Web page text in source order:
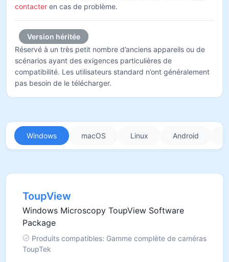
contacter en cas de problème.
Version héritée
Réservé à un très petit nombre d’anciens appareils ou de
scénarios ayant des exigences particulières de
compatibilité. Les utilisateurs standard n’ont généralement
pas besoin de le télécharger.
Windows macOS Linux Android
ToupView
Windows Microscopy ToupView Software
Package
Produits compatibles: Gamme complète de caméras
ToupTek